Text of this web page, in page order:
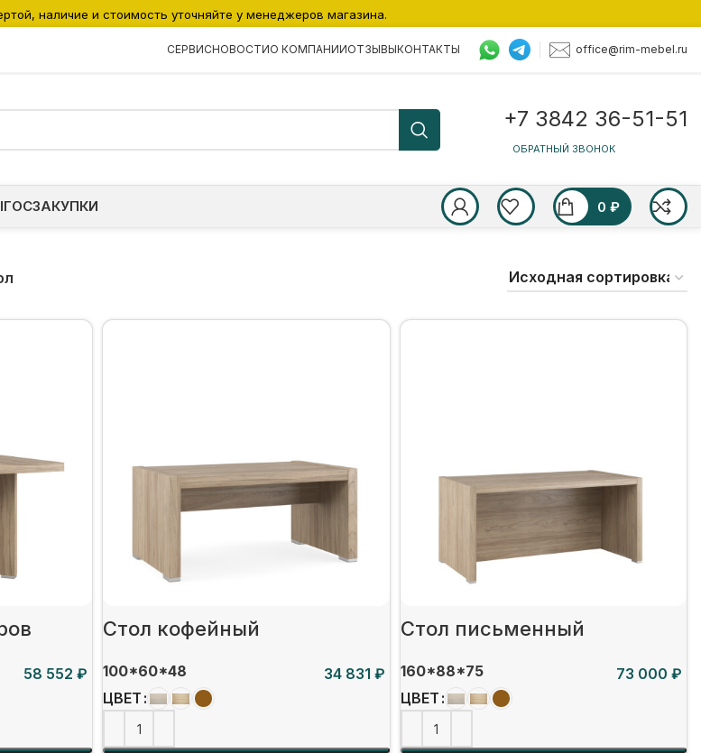
СЕРВИСНОВОСТИО КОМПАНИИОТЗЫВЫКОНТАКТЫ office@rim-mebel.ru
+7 3842 36-51-51
ОБРАТНЫЙ ЗВОНОК
ГОСЗАКУПКИ 0 ₽
₽
Стол кофейный
100*60*48
₽
ЦВЕТ
Стол письменный
160*88*75
₽
ЦВЕТ
наличие и стоимость уточняйте у менеджеров магазина.